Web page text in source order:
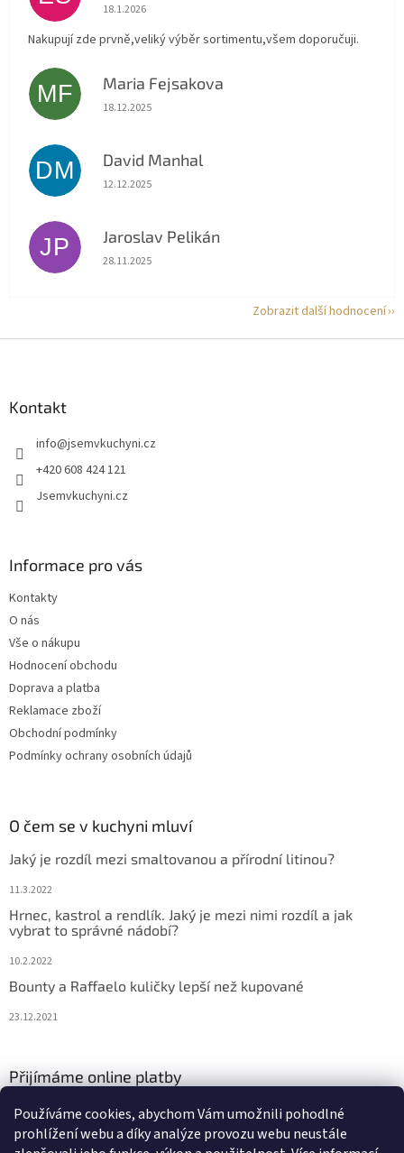
Používáme cookies, abychom Vám umožnili pohodlné
prohlížení webu a díky analýze provozu webu neustále
Hodnocení obchodu je 5 z 5 hvězdiček.
18.1.2026
Nakupují zde prvně,veliký výběr sortimentu,všem doporučuji.
MF Maria Fejsakova
Hodnocení obchodu je 5 z 5 hvězdiček.
18.12.2025
DM David Manhal
Hodnocení obchodu je 5 z 5 hvězdiček.
12.12.2025
JP Jaroslav Pelikán
Hodnocení obchodu je 5 z 5 hvězdiček.
28.11.2025
Zobrazit další hodnocení
Kontakt
info@jsemvkuchyni.cz
+420 608 424 121
Jsemvkuchyni.cz
Informace pro vás
Kontakty
O nás
Vše o nákupu
Hodnocení obchodu
Doprava a platba
Reklamace zboží
Obchodní podmínky
Podmínky ochrany osobních údajů
O čem se v kuchyni mluví
Jaký je rozdíl mezi smaltovanou a přírodní litinou?
11.3.2022
Hrnec, kastrol a rendlík. Jaký je mezi nimi rozdíl a jak
vybrat to správné nádobí?
10.2.2022
Bounty a Raffaelo kuličky lepší než kupované
23.12.2021
Přijímáme online platby